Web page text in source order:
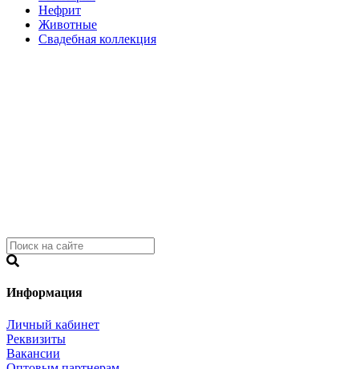
Нефрит
Животные
Свадебная коллекция
Информация
Личный кабинет
Реквизиты
Вакансии